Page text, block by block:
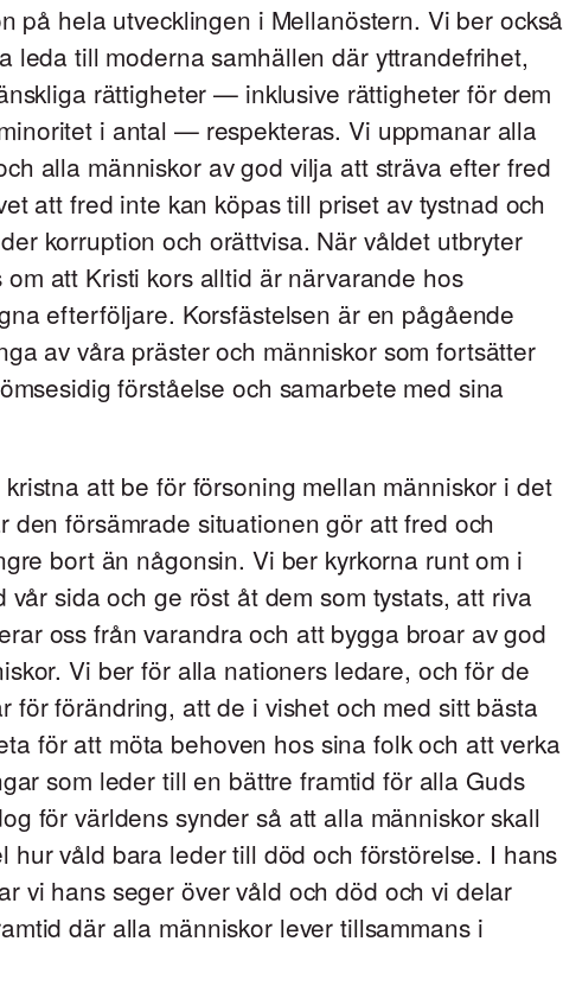
på hela utvecklingen i Mellanöstern. Vi ber också
leda till moderna samhällen där yttrandefrihet,
rättigheter — inklusive rättigheter för dem
i antal — respekteras. Vi uppmanar alla
alla människor av god vilja att sträva efter fred
att fred inte kan köpas till priset av tystnad och
korruption och orättvisa. När våldet utbryter
att Kristi kors alltid är närvarande hos
efterföljare. Korsfästelsen är en pågående
av våra präster och människor som fortsätter
förståelse och samarbete med sina
att be för försoning mellan människor i det
den försämrade situationen gör att fred och
bort än någonsin. Vi ber kyrkorna runt om i
vår sida och ge röst åt dem som tystats, att riva
oss från varandra och att bygga broar av god
Vi ber för alla nationers ledare, och för de
för förändring, att de i vishet och med sitt bästa
för att möta behoven hos sina folk och att verka
som leder till en bättre framtid för alla Guds
för världens synder så att alla människor skall
hur våld bara leder till död och förstörelse. I hans
vi hans seger över våld och död och vi delar
där alla människor lever tillsammans i